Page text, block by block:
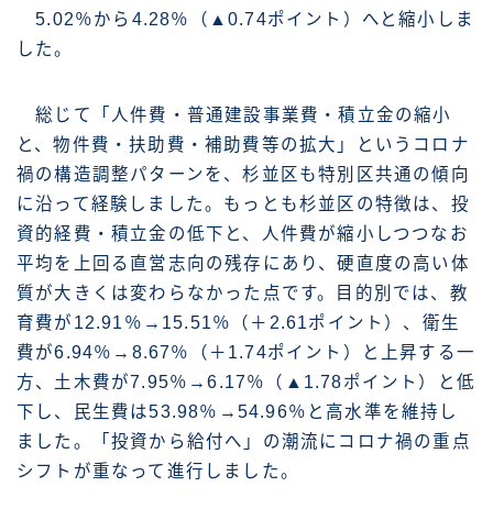
5.02％から4.28％（▲0.74ポイント）へと縮小しま
した。
総じて「人件費・普通建設事業費・積立金の縮小
と、物件費・扶助費・補助費等の拡大」というコロナ
禍の構造調整パターンを、杉並区も特別区共通の傾向
に沿って経験しました。もっとも杉並区の特徴は、投
資的経費・積立金の低下と、人件費が縮小しつつなお
平均を上回る直営志向の残存にあり、硬直度の高い体
質が大きくは変わらなかった点です。目的別では、教
育費が12.91％→15.51％（＋2.61ポイント）、衛生
費が6.94％→8.67％（＋1.74ポイント）と上昇する一
方、土木費が7.95％→6.17％（▲1.78ポイント）と低
下し、民生費は53.98％→54.96％と高水準を維持し
ました。「投資から給付へ」の潮流にコロナ禍の重点
シフトが重なって進行しました。